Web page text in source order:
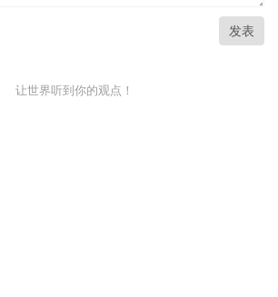
发表
让世界听到你的观点！